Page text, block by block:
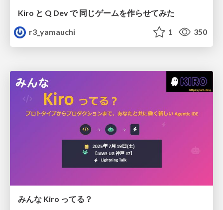
Kiro と Q Dev で 同じゲームを作らせてみた
r3_yamauchi
1 350
みんな Kiro ってる？